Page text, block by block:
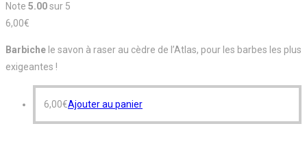
Note 5.00sur 5
6,00€
Barbiche le savon à raser au cèdre de l’Atlas, pour les barbes les plus
exigeantes !
6,00€Ajouter au panier